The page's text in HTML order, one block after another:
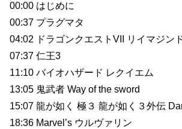
00:00 はじめに
00:37 プラグマタ
04:02 ドラゴンクエストVII リイマジン
07:37 仁王3
11:10 バイオハザード レクイエム
13:05 鬼武者 Way of the sword
15:07 龍が如く 極３ 龍が如く３外伝
18:36 Marvel’s ウルヴァリン